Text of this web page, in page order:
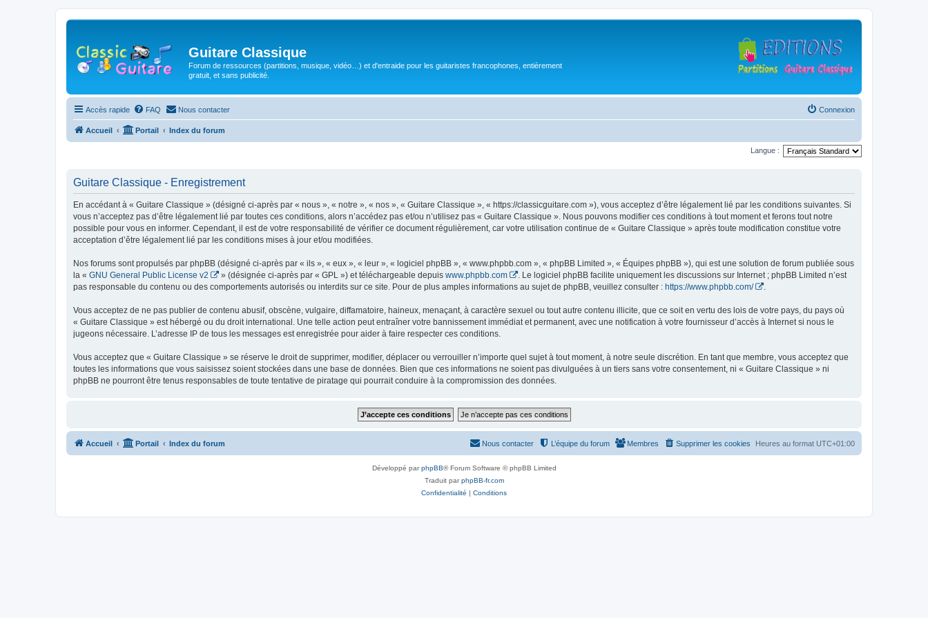
Guitare Classique
Forum de ressources (partitions, musique, vidéo…) et d'entraide pour les guitaristes francophones, entièrement
gratuit, et sans publicité.
Accès rapide FAQ Nous contacter Connexion
Accueil Portail Index du forum
Langue :
Guitare Classique - Enregistrement
En accédant à « Guitare Classique » (désigné ci-après par « nous », « notre », « nos », « Guitare Classique », « https://classicguitare.com »), vous acceptez d’être légalement lié par les conditions suivantes. Si
vous n’acceptez pas d’être légalement lié par toutes ces conditions, alors n’accédez pas et/ou n’utilisez pas « Guitare Classique ». Nous pouvons modifier ces conditions à tout moment et ferons tout notre
possible pour vous en informer. Cependant, il est de votre responsabilité de vérifier ce document régulièrement, car votre utilisation continue de « Guitare Classique » après toute modification constitue votre
acceptation d’être légalement lié par les conditions mises à jour et/ou modifiées.
Nos forums sont propulsés par phpBB (désigné ci-après par « ils », « eux », « leur », « logiciel phpBB », « www.phpbb.com », « phpBB Limited », « Équipes phpBB »), qui est une solution de forum publiée sous
la « GNU General Public License v2 » (désignée ci-après par « GPL ») et téléchargeable depuis www.phpbb.com
. Le logiciel phpBB facilite uniquement les discussions sur Internet ; phpBB Limited n’est
pas responsable du contenu ou des comportements autorisés ou interdits sur ce site. Pour de plus amples informations au sujet de phpBB, veuillez consulter : https://www.phpbb.com/ .
Vous acceptez de ne pas publier de contenu abusif, obscène, vulgaire, diffamatoire, haineux, menaçant, à caractère sexuel ou tout autre contenu illicite, que ce soit en vertu des lois de votre pays, du pays où
« Guitare Classique » est hébergé ou du droit international. Une telle action peut entraîner votre bannissement immédiat et permanent, avec une notification à votre fournisseur d’accès à Internet si nous le
jugeons nécessaire. L’adresse IP de tous les messages est enregistrée pour aider à faire respecter ces conditions.
Vous acceptez que « Guitare Classique » se réserve le droit de supprimer, modifier, déplacer ou verrouiller n’importe quel sujet à tout moment, à notre seule discrétion. En tant que membre, vous acceptez que
toutes les informations que vous saisissez soient stockées dans une base de données. Bien que ces informations ne soient pas divulguées à un tiers sans votre consentement, ni « Guitare Classique » ni
phpBB ne pourront être tenus responsables de toute tentative de piratage qui pourrait conduire à la compromission des données.
Accueil Portail Index du forum Heures au format UTC+01:00
Supprimer les cookies
Membres
L’équipe du forum
Nous contacter
Développé parphpBB® Forum Software © phpBB Limited
Traduit parphpBB-fr.com
Confidentialité | Conditions